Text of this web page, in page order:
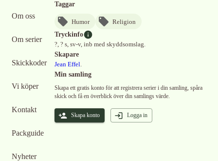
Om oss
Om serier
Skickkoder
Vi köper
Kontakt
Packguide
Nyheter
Taggar
Humor
Religion
Tryckinfo
?, ? s, sv-v, inb med skyddsomslag.
Skapare
Jean Effel.
Min samling
Skapa ett gratis konto för att registrera serier i din samling, spåra
skick och få en överblick över din samlings värde.
Skapa konto Logga in